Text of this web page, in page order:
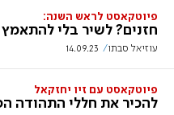
פיוטקאסט לראש השנה:
חזנים? לשיר בלי להתאמץ
עוזיאל סבתו 14.09.23
פיוטקאסט עם זיו יחזקאל
להכיר את חללי התהודה